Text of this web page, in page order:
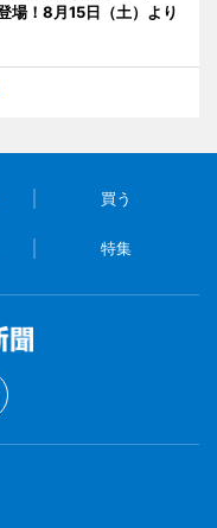
場！8月15日（土）より
買う
特集